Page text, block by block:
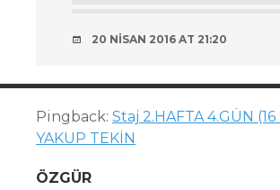
20 NISAN 2016 AT 21:20
Pingback: Staj 2.HAFTA 4.GÜN (16
YAKUP TEKİN
ÖZGÜR